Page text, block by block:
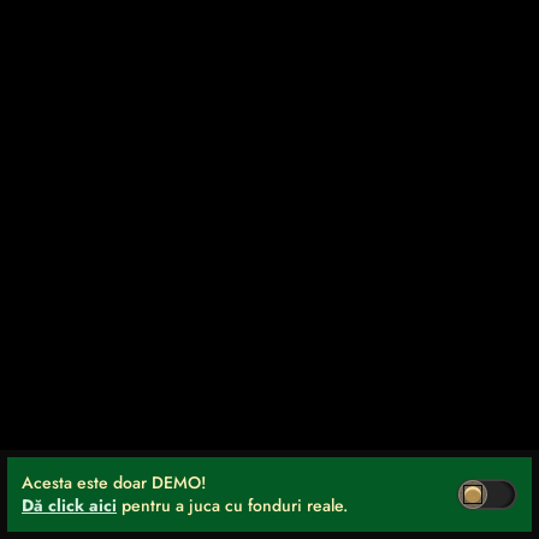
Acesta este doar DEMO!
Dă click aici pentru a juca cu fonduri reale.